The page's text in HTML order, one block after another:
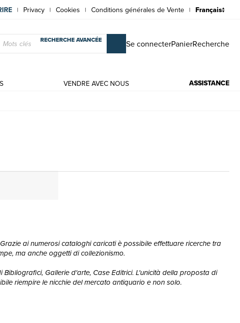
| Privacy | Cookies | Conditions générales de Vente |
RECHERCHE AVANCÉE Se connecterPanierRecherche
VENDRE AVEC NOUS ASSISTANCE
ai numerosi cataloghi caricati è possibile effettuare ricerche tra
ma anche oggetti di collezionismo.
Gallerie d'arte, Case Editrici. L'unicità della proposta di
riempire le nicchie del mercato antiquario e non solo.